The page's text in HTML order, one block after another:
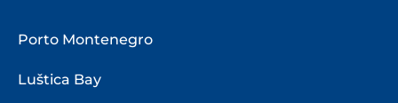
Porto Montenegro
Luštica Bay